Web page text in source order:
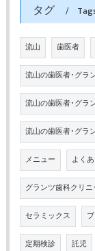
タグ
流山 歯医者
流山の歯医者･グラ
流山の歯医者･グラ
流山の歯医者･グラ
メニュー よく
グランツ歯科クリニ
セラミックス
定期検診 託児